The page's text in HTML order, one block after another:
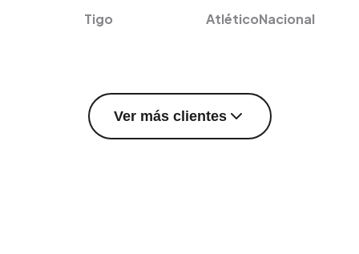
Tigo AtléticoNacional
Ver más clientes